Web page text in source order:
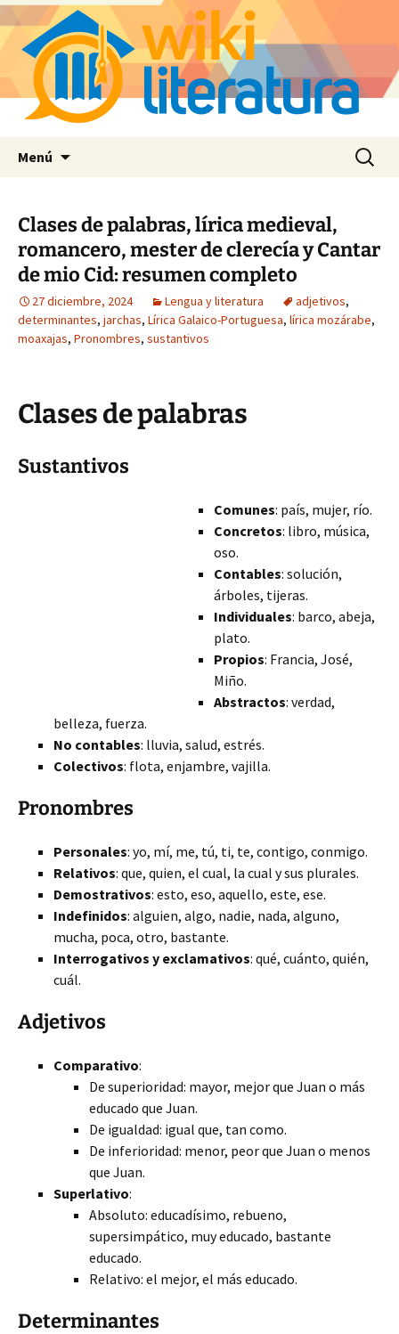
Menú Buscar:
Clases de palabras, lírica medieval,
romancero, mester de clerecía y Cantar
de mio Cid: resumen completo
27 diciembre, 2024 Lengua y literatura adjetivos,
determinantes, jarchas, Lírica Galaico-Portuguesa, lírica mozárabe,
moaxajas, Pronombres, sustantivos
Clases de palabras
Sustantivos
Comunes: país, mujer, río.
Concretos: libro, música,
oso.
Contables: solución,
árboles, tijeras.
Individuales: barco, abeja,
plato.
Propios: Francia, José,
Miño.
Abstractos: verdad,
belleza, fuerza.
No contables: lluvia, salud, estrés.
Colectivos: flota, enjambre, vajilla.
Pronombres
Personales: yo, mí, me, tú, ti, te, contigo, conmigo.
Relativos: que, quien, el cual, la cual y sus plurales.
Demostrativos: esto, eso, aquello, este, ese.
Indefinidos: alguien, algo, nadie, nada, alguno,
mucha, poca, otro, bastante.
Interrogativos y exclamativos: qué, cuánto, quién,
cuál.
Adjetivos
Comparativo:
De superioridad: mayor, mejor que Juan o más
educado que Juan.
De igualdad: igual que, tan como.
De inferioridad: menor, peor que Juan o menos
que Juan.
Superlativo:
Absoluto: educadísimo, rebueno,
supersimpático, muy educado, bastante
educado.
Relativo: el mejor, el más educado.
Determinantes